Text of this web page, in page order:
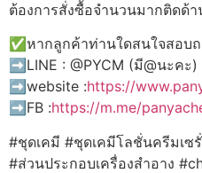
ต้องการสั่งซื้อจำนวนมากติดด้า
✅หากลูกค้าท่านใดสนใจสอบ
➡️LINE : @PYCM (มี@นะคะ)
➡️website :https://
➡️FB :https://m.me/
#ชุดเคมี #ชุดเคมีโลชั่นครีมเ
#ส่วนประกอบเครื่องสำอาง